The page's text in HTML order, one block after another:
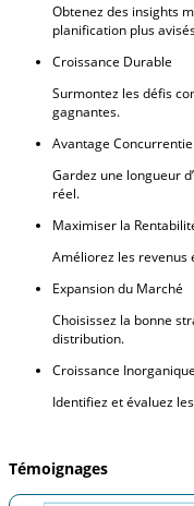
Obtenez des insights
planification plus
Croissance Durable
Surmontez les défis
gagnantes.
Avantage Concurrentiel
Gardez une longueur
réel.
Maximiser la
Améliorez les revenus
Expansion du Marché
Choisissez la bonne
distribution.
Croissance Inorganique
Identifiez et évaluez
Témoignages